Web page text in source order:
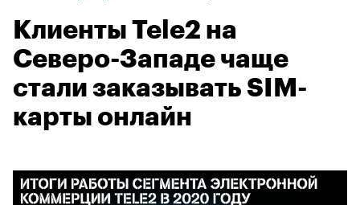
Клиенты Tele2 на
Северо-Западе чаще
стали заказывать SIM-
карты онлайн